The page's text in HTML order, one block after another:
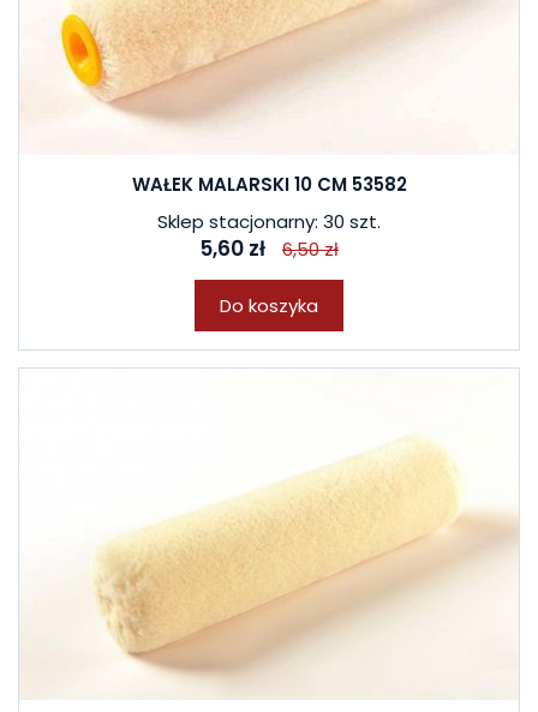
WAŁEK MALARSKI 10 CM 53582
Sklep stacjonarny: 30 szt.
5,60 zł 6,50 zł
Do koszyka